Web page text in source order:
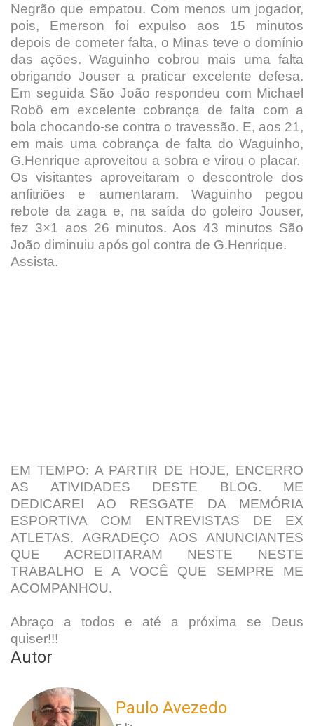
Negrão que empatou. Com menos um jogador,
pois, Emerson foi expulso aos 15 minutos
depois de cometer falta, o Minas teve o domínio
das ações. Waguinho cobrou mais uma falta
obrigando Jouser a praticar excelente defesa.
Em seguida São João respondeu com Michael
Robô em excelente cobrança de falta com a
bola chocando-se contra o travessão. E, aos 21,
em mais uma cobrança de falta do Waguinho,
G.Henrique aproveitou a sobra e virou o placar.
Os visitantes aproveitaram o descontrole dos
anfitriões e aumentaram. Waguinho pegou
rebote da zaga e, na saída do goleiro Jouser,
fez 3×1 aos 26 minutos. Aos 43 minutos São
João diminuiu após gol contra de G.Henrique.
Assista.
EM TEMPO: A PARTIR DE HOJE, ENCERRO
AS ATIVIDADES DESTE BLOG. ME
DEDICAREI AO RESGATE DA MEMÓRIA
ESPORTIVA COM ENTREVISTAS DE EX
ATLETAS. AGRADEÇO AOS ANUNCIANTES
QUE ACREDITARAM NESTE NESTE
TRABALHO E A VOCÊ QUE SEMPRE ME
ACOMPANHOU.
Abraço a todos e até a próxima se Deus
quiser!!!
Autor
Paulo Avezedo